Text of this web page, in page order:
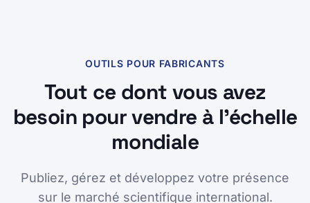
OUTILS POUR FABRICANTS
Tout ce dont vous avez
besoin pour vendre à l'échelle
mondiale
Publiez, gérez et développez votre présence
sur le marché scientifique international.